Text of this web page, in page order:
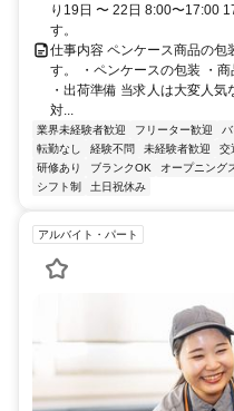
り19日 〜 22日 8:00〜17:00
す。
仕事内容 ペンケース商品の包
す。 ・ペンケースの包装 ・
・出荷準備 当求人は大変人
対...
業界未経験者歓迎 フリーター歓迎
転勤なし
経験不問 未経験者歓迎 交
研修あり
ブランクOK オープニング
シフト制
土日祝休み
アルバイト・パート